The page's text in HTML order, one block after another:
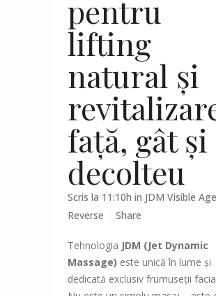
pentru
lifting
natural și
față, gât și
decolteu
Scris la 11:10h in JDM Visible Age
Reverse
Share
Tehnologia JDM (Jet Dynamic
Massage) este unică în lume și
dedicată exclusiv frumuseții